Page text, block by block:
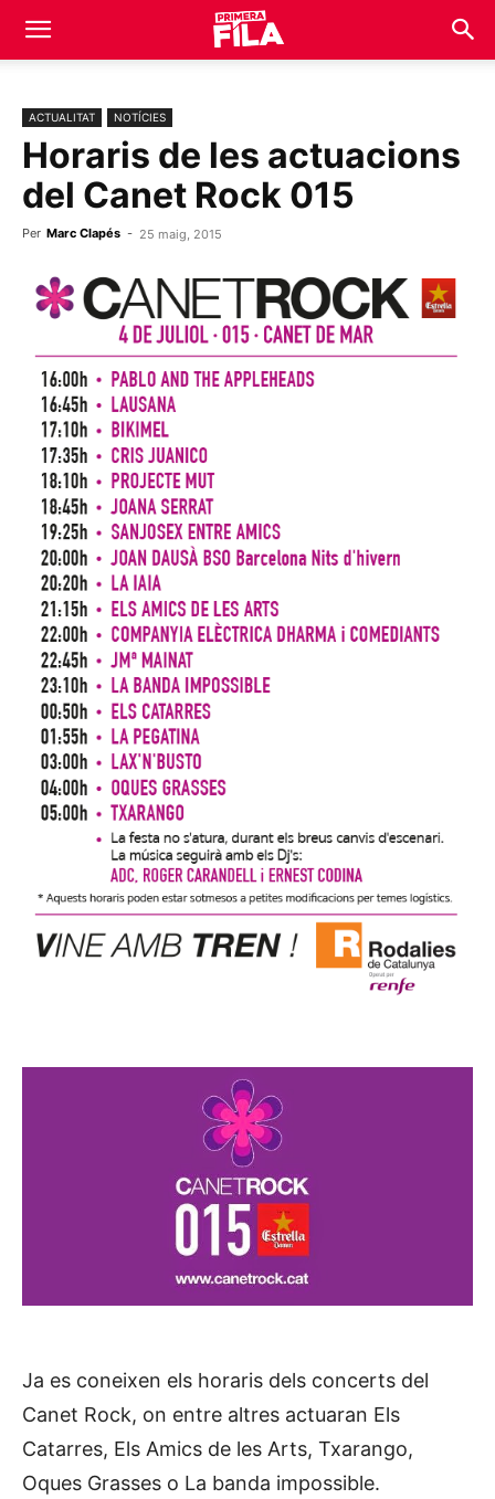
ACTUALITAT NOTÍCIES
Horaris de les actuacions
del Canet Rock 015
Per Marc Clapés - 25 maig, 2015
Ja es coneixen els horaris dels concerts del
Canet Rock, on entre altres actuaran Els
Catarres, Els Amics de les Arts, Txarango,
Oques Grasses o La banda impossible.